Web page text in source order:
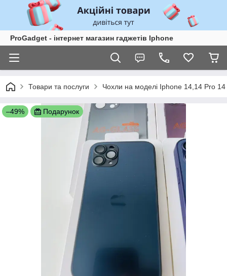
ProGadget - iнтернет магазин гаджетів Iphone
Товари та послуги Чохли на моделі Iphone 14,14 Pro
–49% Подарунок